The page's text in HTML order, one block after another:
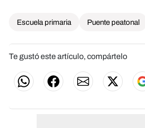
Escuela primaria Puente peatonal
Te gustó este artículo, compártelo